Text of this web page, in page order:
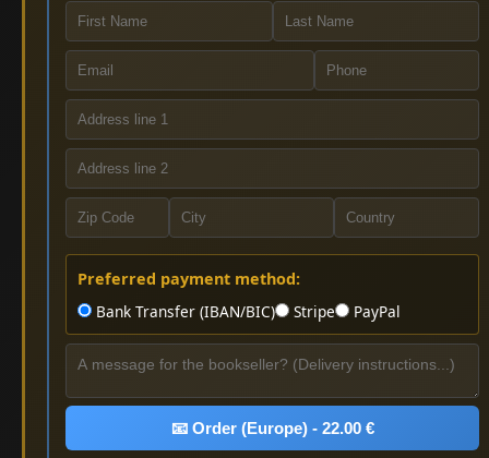
Preferred payment method:
Bank Transfer (IBAN/BIC)
Stripe PayPal
📧 Order (Europe) - 22.00 €